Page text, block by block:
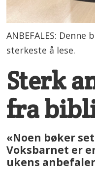
ANBEFALES:
sterkeste å lese.
Sterk
fra
«Noen bøker
Voksbarnet er
ukens